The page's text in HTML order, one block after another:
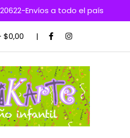
Envíos a todo el país
$0,00